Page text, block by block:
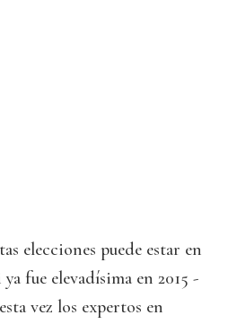
elecciones puede estar en
fue elevadísima en 2015 -
vez los expertos en